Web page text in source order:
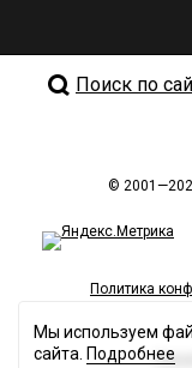
Поиск по
©
Политика
Мы используем
сайта. Подробнее